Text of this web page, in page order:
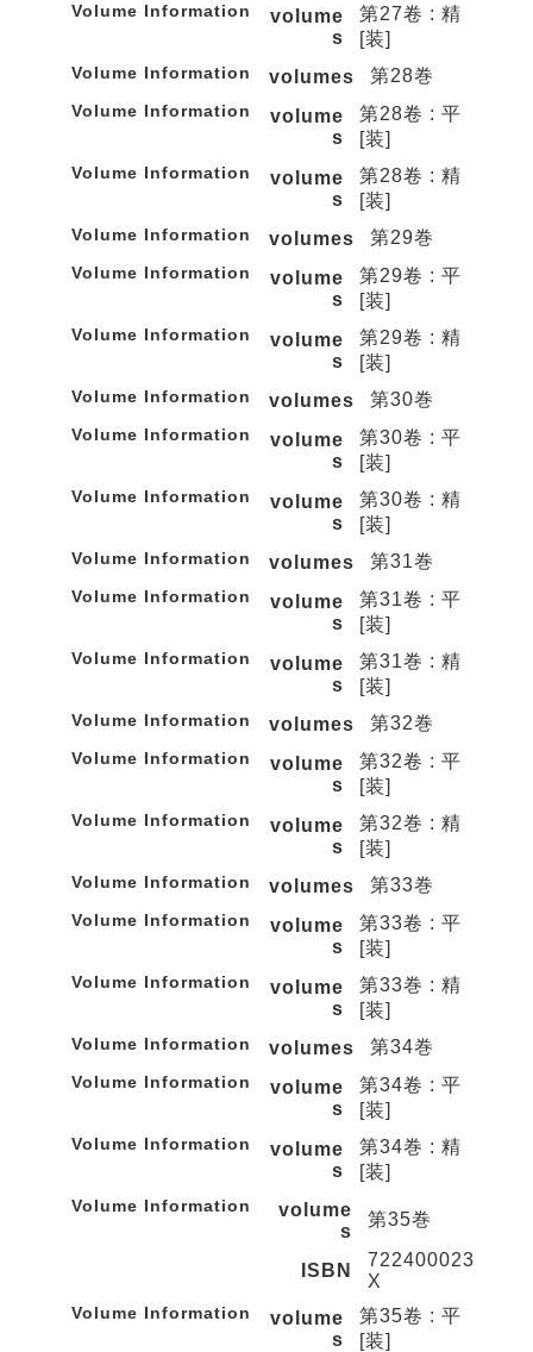
Volume Information
volume
s
第27卷 : 精
[装]
Volume Information volumes 第28巻
Volume Information
volume
s
第28卷 : 平
[装]
Volume Information
volume
s
第28卷 : 精
[装]
Volume Information volumes 第29巻
Volume Information
volume
s
第29卷 : 平
[装]
Volume Information
volume
s
第29卷 : 精
[装]
Volume Information volumes 第30巻
Volume Information
volume
s
第30卷 : 平
[装]
Volume Information
volume
s
第30卷 : 精
[装]
Volume Information volumes 第31巻
Volume Information
volume
s
第31卷 : 平
[装]
Volume Information
volume
s
第31巻 : 精
[装]
Volume Information volumes 第32巻
Volume Information
volume
s
第32卷 : 平
[装]
Volume Information
volume
s
第32巻 : 精
[装]
Volume Information volumes 第33巻
Volume Information
volume
s
第33卷 : 平
[装]
Volume Information
volume
s
第33巻 : 精
[装]
Volume Information volumes 第34巻
Volume Information
volume
s
第34卷 : 平
[装]
Volume Information
volume
s
第34巻 : 精
[装]
Volume Information
volume
s
第35巻
ISBN
722400023
X
Volume Information
volume
s
第35卷 : 平
[装]